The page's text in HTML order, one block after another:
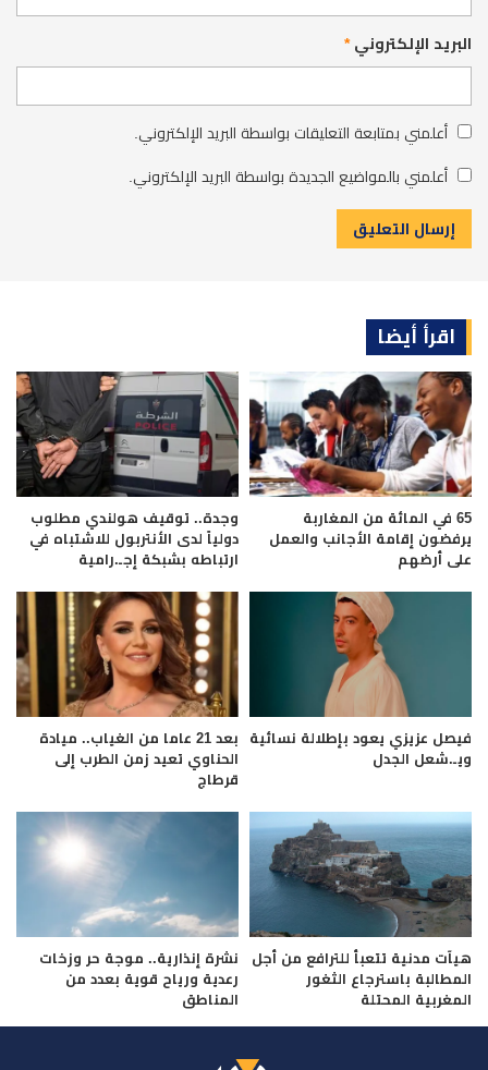
البريد الإلكتروني*
أعلمني بمتابعة التعليقات بواسطة البريد الإلكتروني.
أعلمني بالمواضيع الجديدة بواسطة البريد الإلكتروني.
اقرأ أيضا
65 في المائة من المغاربة
يرفضون إقامة الأجانب والعمل
على أرضهم
وجدة.. توقيف هولندي مطلوب
دولياً لدى الأنتربول للاشتباه في
ارتباطه بشبكة إجـ.رامية
فيصل عزيزي يعود بإطلالة نسائية
ويـ.شعل الجدل
بعد 21 عاما من الغياب.. ميادة
الحناوي تعيد زمن الطرب إلى
قرطاج
هيآت مدنية تتعبأ للترافع من أجل
المطالبة باسترجاع الثغور
المغربية المحتلة
نشرة إنذارية.. موجة حر وزخات
رعدية ورياح قوية بعدد من
المناطق